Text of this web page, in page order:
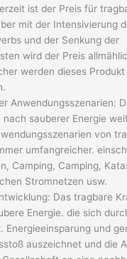
ist der Preis für
mit der Intensivierung
und der Senkung der
wird der Preis
werden dieses
Anwendungsszenarien:
nach sauberer Energie
von
umfangreicher.
Camping, Camping,
Stromnetzen usw.
Das tragbare
Energie. die sich
Energieeinsparung und
auszeichnet und die